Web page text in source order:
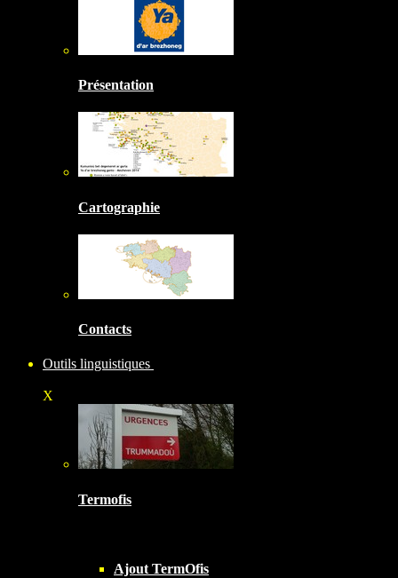
Présentation
Cartographie
Contacts
Outils linguistiques
X
Termofis
Ajout TermOfis